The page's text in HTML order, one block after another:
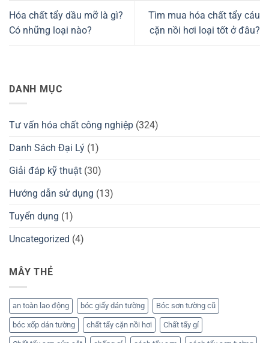
Hóa chất tẩy dầu mỡ là gì?
Có những loại nào?
Tìm mua hóa chất tẩy cáu
cặn nồi hơi loại tốt ở đâu?
DANH MỤC
Tư vấn hóa chất công nghiệp (324)
Danh Sách Đại Lý (1)
Giải đáp kỹ thuật (30)
Hướng dẫn sử dụng (13)
Tuyển dụng (1)
Uncategorized (4)
MÂY THẺ
an toàn lao động bóc giấy dán tường Bóc sơn tường cũ
bóc xốp dán tường chất tẩy cặn nồi hơi Chất tẩy gỉ